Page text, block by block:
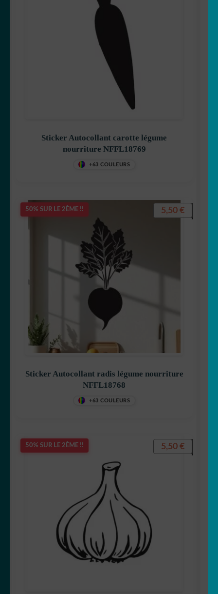
Sticker Autocollant carotte légume
nourriture NFFL18769
+63 COULEURS
50% SUR LE 2ÈME !!
Sticker Autocollant radis légume nourriture
NFFL18768
+63 COULEURS
5,50 €
50% SUR LE 2ÈME !! 5,50 €